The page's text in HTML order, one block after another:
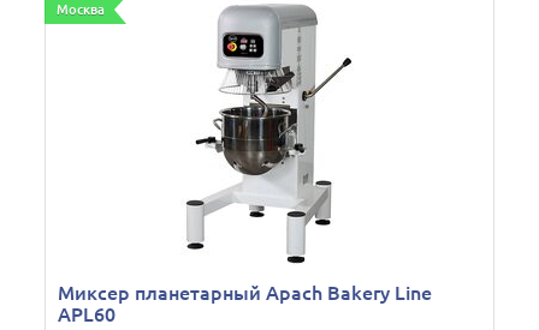
Москва
Миксер планетарный Apach Bakery Line
APL60